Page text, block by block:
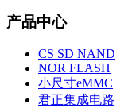
产品中心
CS SD NAND
NOR FLASH
小尺寸eMMC
君正集成电路